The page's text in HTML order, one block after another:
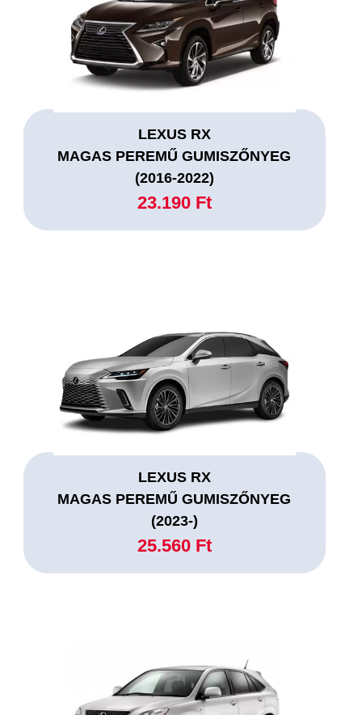
LEXUS RX
MAGAS PEREMŰ GUMISZŐNYEG
(2016-2022)
23.190 Ft
LEXUS RX
MAGAS PEREMŰ GUMISZŐNYEG
(2023-)
25.560 Ft